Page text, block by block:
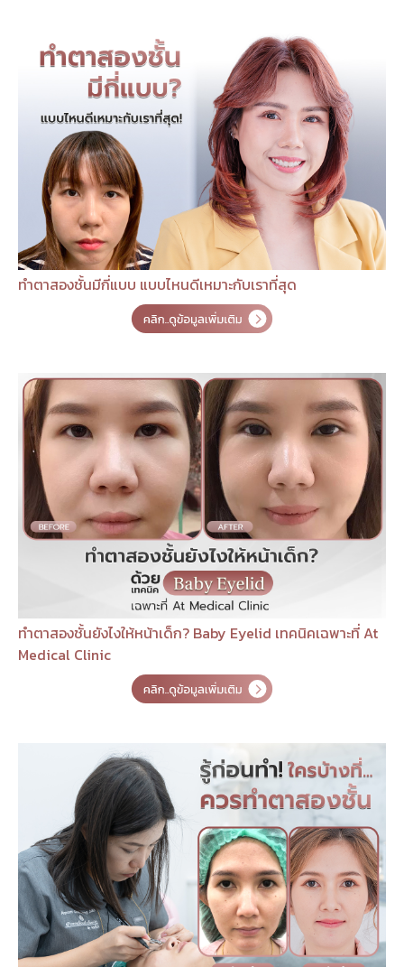
ทำตาสองชั้นมีกี่แบบ แบบไหนดีเหมาะกับเราที่สุด
ทำตาสองชั้นยังไงให้หน้าเด็ก? Baby Eyelid เทคนิคเฉพาะที่ At
Medical Clinic